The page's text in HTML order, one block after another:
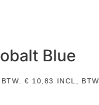
Blue
€ 10,83 INCL, BTW.